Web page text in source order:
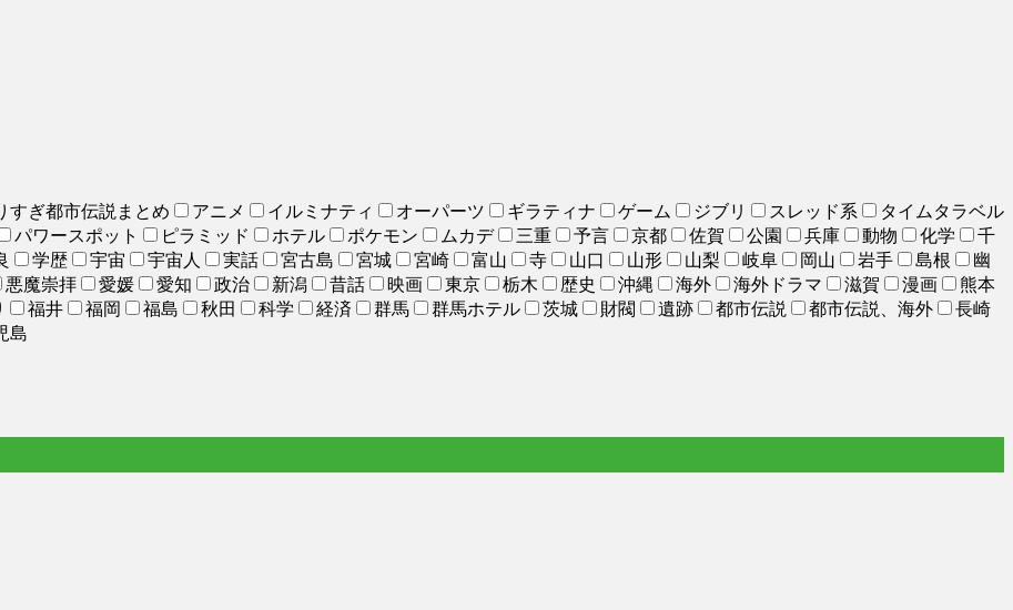
すぎ都市伝説まとめ アニメ イルミナティ オーパーツ ギラティナ ゲーム ジブリ スレッド系
タイムタラベル
パワースポット ピラミッド ホテル ポケモン ムカデ 三重 予言 京都 佐賀 公園 兵庫 動物 化学
千
学歴 宇宙 宇宙人 実話 宮古島 宮城 宮崎 富山 寺 山口 山形 山梨 岐阜 岡山 岩手 島根
幽
悪魔崇拝 愛媛 愛知 政治 新潟 昔話 映画 東京 栃木 歴史 沖縄 海外 海外ドラマ 滋賀 漫画
熊本
福井 福岡 福島 秋田 科学 経済 群馬 群馬ホテル 茨城 財閥 遺跡 都市伝説 都市伝説、海外
長崎
島